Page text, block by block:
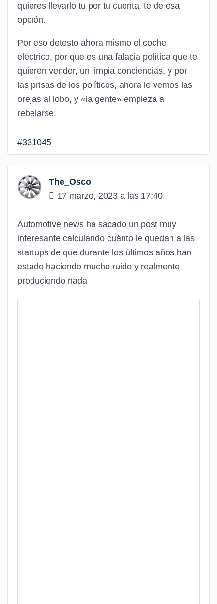
quieres llevarlo tu por tu cuenta, te de esa
opción.
Por eso detesto ahora mismo el coche
eléctrico, por que es una falacia política que te
quieren vender, un limpia conciencias, y por
las prisas de los políticos, ahora le vemos las
orejas al lobo, y «la gente» empieza a
rebelarse.
#331045
The_Osco
17 marzo, 2023 a las 17:40
Automotive news ha sacado un post muy
interesante calculando cuánto le quedan a las
startups de que durante los últimos años han
estado haciendo mucho ruido y realmente
produciendo nada